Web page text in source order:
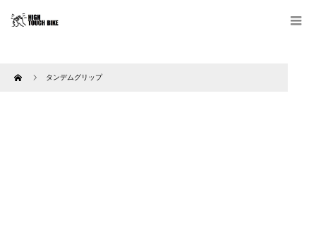
Home タンデムグリップ